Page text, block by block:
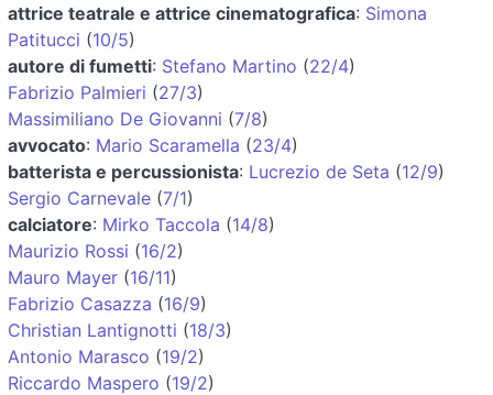
attrice teatrale e attrice cinematografica: Simona
Patitucci (10/5)
autore di fumetti: Stefano Martino (22/4)
Fabrizio Palmieri (27/3)
Massimiliano De Giovanni (7/8)
avvocato: Mario Scaramella (23/4)
batterista e percussionista: Lucrezio de Seta (12/9)
Sergio Carnevale (7/1)
calciatore: Mirko Taccola (14/8)
Maurizio Rossi (16/2)
Mauro Mayer (16/11)
Fabrizio Casazza (16/9)
Christian Lantignotti (18/3)
Antonio Marasco (19/2)
Riccardo Maspero (19/2)